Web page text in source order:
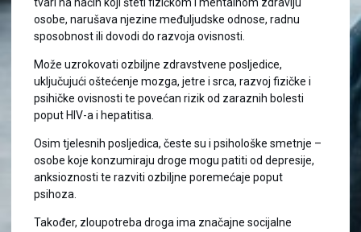
osobe, narušava njezine međuljudske odnose, radnu
sposobnost ili dovodi do razvoja ovisnosti.
Može uzrokovati ozbiljne zdravstvene posljedice,
uključujući oštećenje mozga, jetre i srca, razvoj fizičke i
psihičke ovisnosti te povećan rizik od zaraznih bolesti
poput HIV-a i hepatitisa.
Osim tjelesnih posljedica, česte su i psihološke smetnje –
osobe koje konzumiraju droge mogu patiti od depresije,
anksioznosti te razviti ozbiljne poremećaje poput
psihoza.
Također, zloupotreba droga ima značajne socijalne